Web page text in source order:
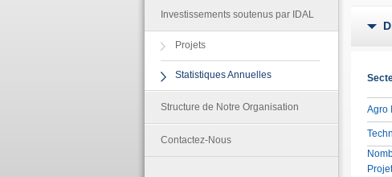
Investissements soutenus par IDAL
Projets
Statistiques Annuelles
Structure de Notre Organisation
Contactez-Nous
Agro